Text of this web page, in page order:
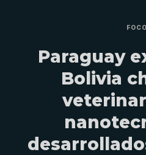
FOCO
Paraguay
Bolivia